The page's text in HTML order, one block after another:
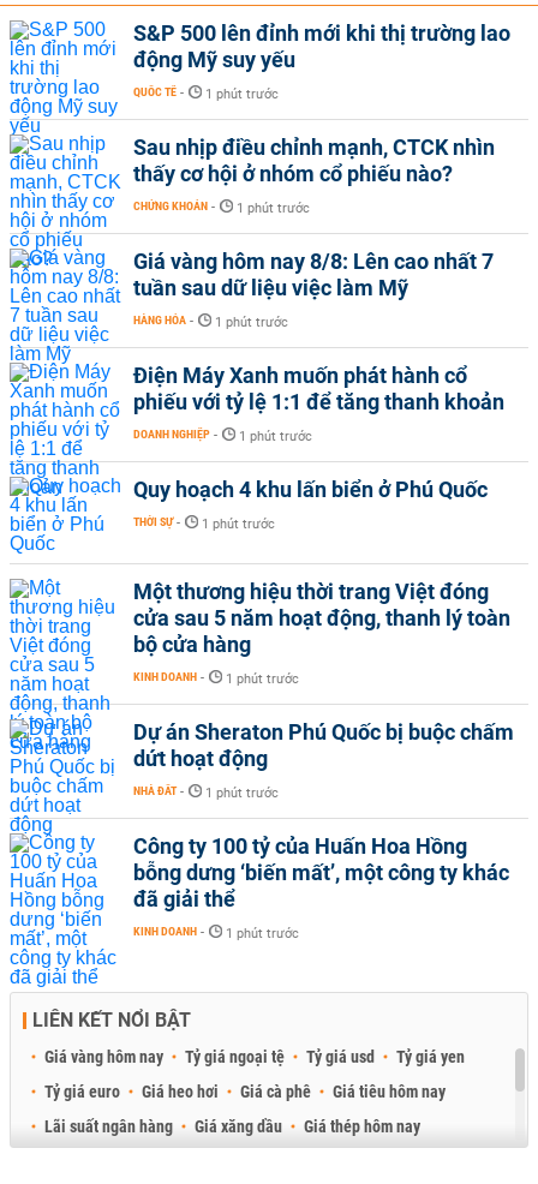
S&P 500 lên đỉnh mới khi thị trường lao
động Mỹ suy yếu
QUỐC TẾ - 1 phút trước
Sau nhịp điều chỉnh mạnh, CTCK nhìn
thấy cơ hội ở nhóm cổ phiếu nào?
CHỨNG KHOÁN - 1 phút trước
Giá vàng hôm nay 8/8: Lên cao nhất 7
tuần sau dữ liệu việc làm Mỹ
HÀNG HÓA - 1 phút trước
Điện Máy Xanh muốn phát hành cổ
phiếu với tỷ lệ 1:1 để tăng thanh khoản
DOANH NGHIỆP - 1 phút trước
Quy hoạch 4 khu lấn biển ở Phú Quốc
THỜI SỰ - 1 phút trước
Một thương hiệu thời trang Việt đóng
cửa sau 5 năm hoạt động, thanh lý toàn
bộ cửa hàng
KINH DOANH - 1 phút trước
Dự án Sheraton Phú Quốc bị buộc chấm
dứt hoạt động
NHÀ ĐẤT - 1 phút trước
Công ty 100 tỷ của Huấn Hoa Hồng
bỗng dưng ‘biến mất’, một công ty khác
đã giải thể
KINH DOANH - 1 phút trước
LIÊN KẾT NỔI BẬT
Giá vàng hôm nay Tỷ giá ngoại tệ Tỷ giá usd
Tỷ giá yen
Tỷ giá euro
Giá heo hơi Giá cà phê
Giá tiêu hôm nay
Lãi suất ngân hàng
Giá xăng dầu
Giá thép hôm nay